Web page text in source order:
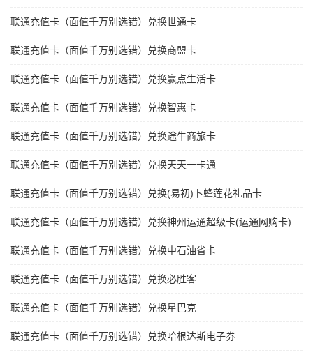
联通充值卡（面值千万别选错）兑换世通卡
联通充值卡（面值千万别选错）兑换商盟卡
联通充值卡（面值千万别选错）兑换赢点生活卡
联通充值卡（面值千万别选错）兑换智惠卡
联通充值卡（面值千万别选错）兑换途牛商旅卡
联通充值卡（面值千万别选错）兑换天天一卡通
联通充值卡（面值千万别选错）兑换(易初)卜蜂莲花礼品卡
联通充值卡（面值千万别选错）兑换神州运通超级卡(运通网购卡)
联通充值卡（面值千万别选错）兑换中石油省卡
联通充值卡（面值千万别选错）兑换必胜客
联通充值卡（面值千万别选错）兑换星巴克
联通充值卡（面值千万别选错）兑换哈根达斯电子券